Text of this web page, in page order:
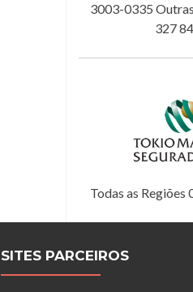
3003-0335
327
Todas as Regiões
SITES PARCEIROS